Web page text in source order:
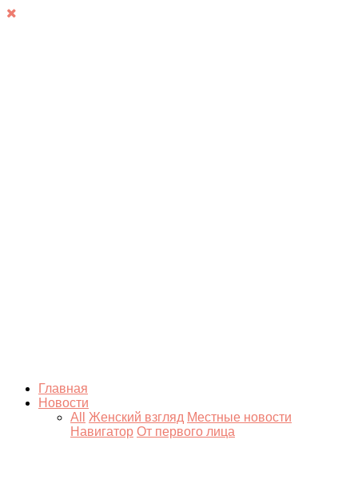
Главная
Новости
All
Женский взгляд Местные новости
Навигатор От первого лица